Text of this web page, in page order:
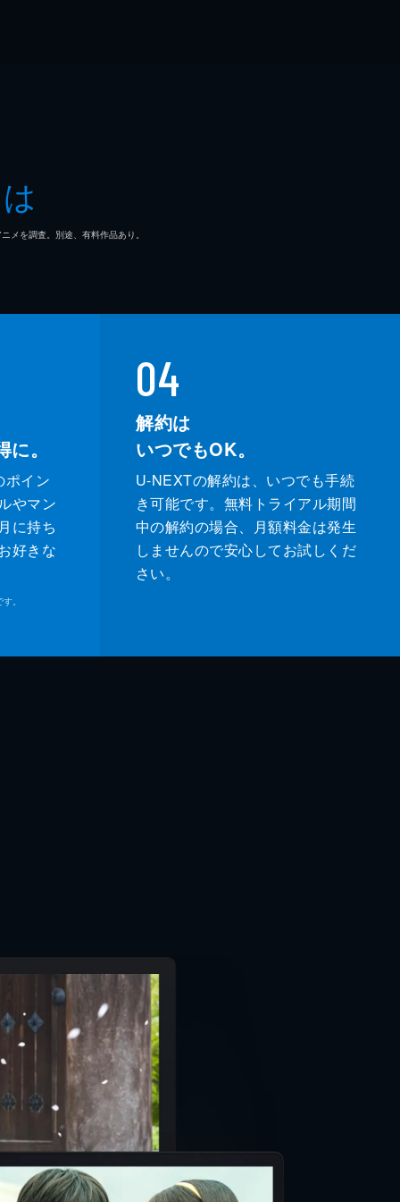
を調査。別途、有料作品あり。
。
ポイン
やマン
に持ち
好きな
。
04
解約は
いつでもOK。
U-NEXTの解約は、いつでも手続
き可能です。無料トライアル期間
中の解約の場合、月額料金は発生
しませんので安心してお試しくだ
さい。